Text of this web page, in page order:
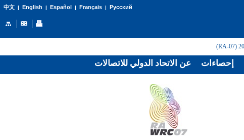
中文| English | Español | Français| Русский
عن الاتحاد الدولي للاتصالات إحصاءات